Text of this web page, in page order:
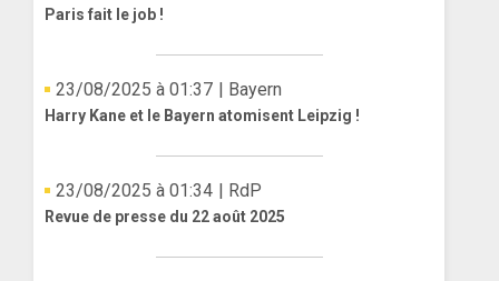
Paris fait le job !
23/08/2025 à 01:37 | Bayern
Harry Kane et le Bayern atomisent Leipzig !
23/08/2025 à 01:34 | RdP
Revue de presse du 22 août 2025